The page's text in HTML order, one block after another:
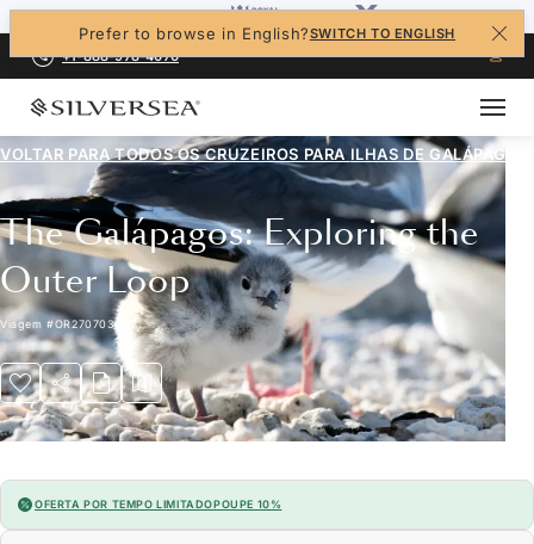
Prefer to browse in English?SWITCH TO ENGLISH
+1-888-978-4070
VOLTAR PARA TODOS OS CRUZEIROS PARA ILHAS DE GALÁPAGOS
The Galápagos: Exploring the
Outer Loop
Viagem #OR270703007
OFERTA POR TEMPO LIMITADOPOUPE 10%